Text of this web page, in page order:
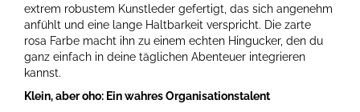
extrem robustem Kunstleder gefertigt, das sich angenehm
anfühlt und eine lange Haltbarkeit verspricht. Die zarte
rosa Farbe macht ihn zu einem echten Hingucker, den du
ganz einfach in deine täglichen Abenteuer integrieren
kannst.
Klein, aber oho: Ein wahres Organisationstalent